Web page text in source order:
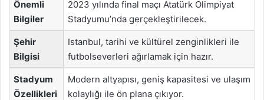
Önemli
Bilgiler
2023 yılında final maçı Atatürk Olimpiyat
Stadyumu’nda gerçekleştirilecek.
Şehir
Bilgisi
Istanbul, tarihi ve kültürel zenginlikleri ile
futbolseverleri ağırlamak için hazır.
Stadyum
Özellikleri
Modern altyapısı, geniş kapasitesi ve ulaşım
kolaylığı ile ön plana çıkıyor.